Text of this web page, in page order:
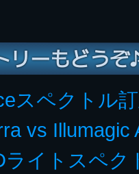
リーもどうぞ
スペクトル
vs Illumagic
ライトスペク